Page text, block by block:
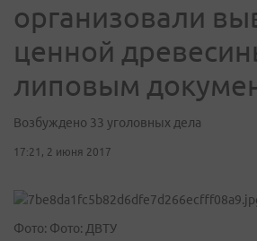
организовали
ценной
липовым
Возбуждено 33 уголовных дела
17:21, 2 июня 2017
Фото: Фото: ДВТУ